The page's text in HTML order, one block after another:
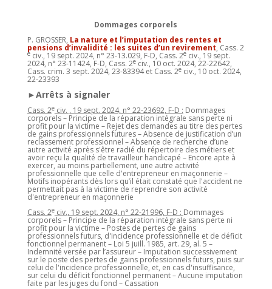
Dommages corporels
P. GROSSER, La nature et l’imputation des rentes et
pensions d’invalidité : les suites d’un revirement, Cass. 2
eciv., 19 sept. 2024, n° 23-13.029, F-D, Cass. 2eciv., 19 sept.
2024, n° 23-11424, F-D, Cass. 2eciv., 10 oct. 2024, 22-22642,
Cass. crim. 3 sept. 2024, 23-83394 et Cass. 2eciv., 10 oct. 2024,
22-23393
►Arrêts à signaler
Cass. 2eciv. , 19 sept. 2024, n° 22-23692, F-D : Dommages
corporels – Principe de la réparation intégrale sans perte ni
profit pour la victime – Rejet des demandes au titre des pertes
de gains professionnels futures – Absence de justification d’un
reclassement professionnel – Absence de recherche d’une
autre activité après s'être radié du répertoire des métiers et
avoir reçu la qualité de travailleur handicapé – Encore apte à
exercer, au moins partiellement, une autre activité
professionnelle que celle d'entrepreneur en maçonnerie –
Motifs inopérants dès lors qu’il était constaté que l'accident ne
permettait pas à la victime de reprendre son activité
d'entrepreneur en maçonnerie
Cass. 2eciv., 19 sept. 2024, n° 22-21996, F-D : Dommages
corporels – Principe de la réparation intégrale sans perte ni
profit pour la victime – Postes de pertes de gains
professionnels futurs, d'incidence professionnelle et de déficit
fonctionnel permanent – Loi 5 juill. 1985, art. 29, al. 5 –
Indemnité versée par l’assureur – Imputation successivement
sur le poste des pertes de gains professionnels futurs, puis sur
celui de l'incidence professionnelle, et, en cas d'insuffisance,
sur celui du déficit fonctionnel permanent – Aucune imputation
faite par les juges du fond – Cassation